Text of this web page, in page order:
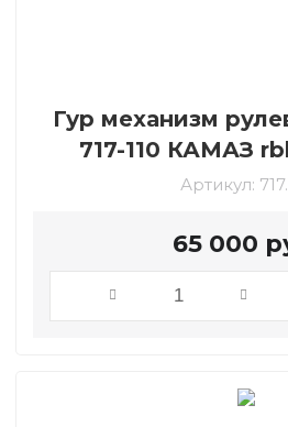
Гур механизм
717-110 КАМАЗ
Артикул:
65 000